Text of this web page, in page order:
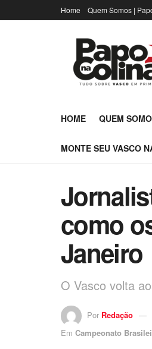
Home Quem Somos |
HOME QUEM
MONTE SEU VASCO
como
Janeiro
O Vasco volta
Por Redação
Em Campeonato